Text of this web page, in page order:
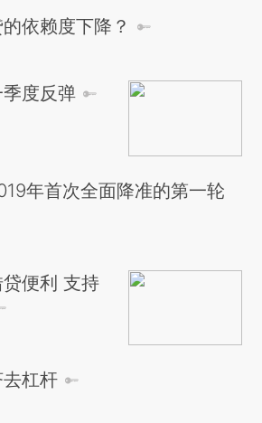
依赖度下降？
度反弹
年首次全面降准的第一轮
便利 支持
杠杆